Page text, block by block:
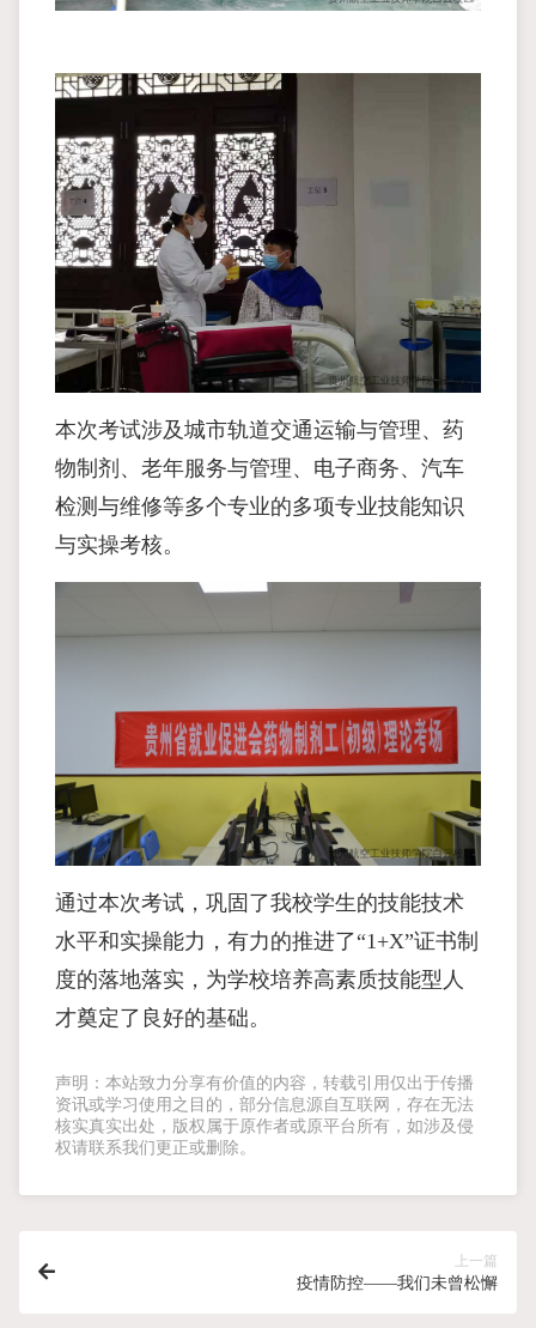
本次考试涉及城市轨道交通运输与管理、药
物制剂、老年服务与管理、电子商务、汽车
检测与维修等多个专业的多项专业技能知识
与实操考核。
通过本次考试，巩固了我校学生的技能技术
水平和实操能力，有力的推进了“1+X”证书制
度的落地落实，为学校培养高素质技能型人
才奠定了良好的基础。
声明：本站致力分享有价值的内容，转载引用仅出于传播
资讯或学习使用之目的，部分信息源自互联网，存在无法
核实真实出处，版权属于原作者或原平台所有，如涉及侵
权请联系我们更正或删除。
上一篇
疫情防控——我们未曾松懈